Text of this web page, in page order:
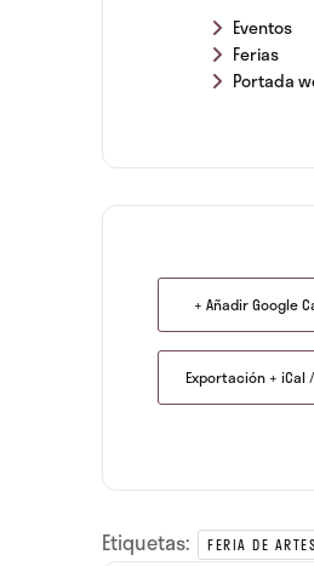
Eventos
Ferias
Portada
+ Añadir Google
Exportación + iCal
Etiquetas: FERIA DE